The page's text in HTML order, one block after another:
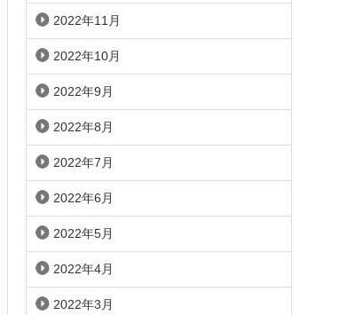
2022年11月
2022年10月
2022年9月
2022年8月
2022年7月
2022年6月
2022年5月
2022年4月
2022年3月